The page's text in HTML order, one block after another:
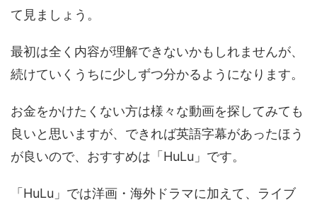
て見ましょう。
最初は全く内容が理解できないかもしれませんが、
続けていくうちに少しずつ分かるようになります。
お金をかけたくない方は様々な動画を探してみても
良いと思いますが、できれば英語字幕があったほう
が良いので、おすすめは「HuLu」です。
「HuLu」では洋画・海外ドラマに加えて、ライブ